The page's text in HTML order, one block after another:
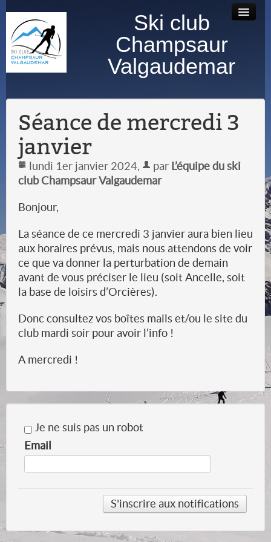
Ski club
Champsaur
Valgaudemar
Accueil Contact
photos
Séance de mercredi 3
janvier
lundi 1er janvier 2024, par L’équipe du ski
club Champsaur Valgaudemar
Bonjour,
La séance de ce mercredi 3 janvier aura bien lieu
aux horaires prévus, mais nous attendons de voir
ce que va donner la perturbation de demain
avant de vous préciser le lieu (soit Ancelle, soit
la base de loisirs d’Orcières).
Donc consultez vos boîtes mails et/ou le site du
club mardi soir pour avoir l’info !
A mercredi !
Je ne suis pas un robot
Email